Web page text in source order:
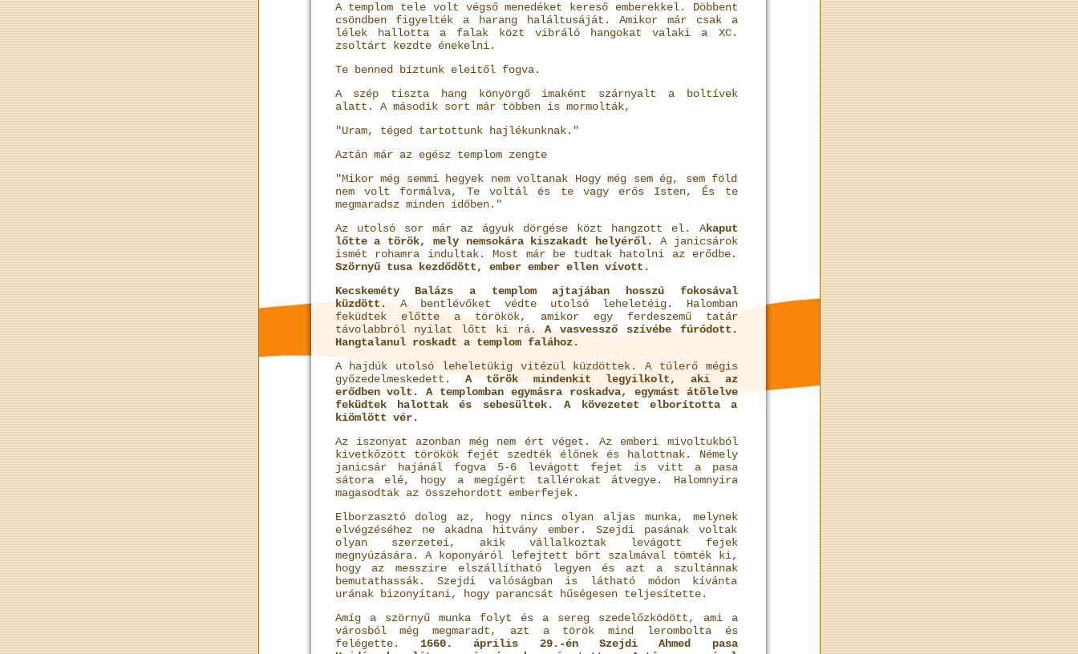
A templom tele volt végső menedéket kereső emberekkel. Döbbent
csöndben figyelték a harang haláltusáját. Amikor már csak a
lélek hallotta a falak közt vibráló hangokat valaki a XC.
zsoltárt kezdte énekelni.
Te benned bíztunk eleitől fogva.
A szép tiszta hang könyörgő imaként szárnyalt a boltívek
alatt. A második sort már többen is mormolták,
"Uram, téged tartottunk hajlékunknak."
Aztán már az egész templom zengte
"Mikor még semmi hegyek nem voltanak Hogy még sem ég, sem föld
nem volt formálva, Te voltál és te vagy erős Isten, És te
megmaradsz minden időben."
Az utolsó sor már az ágyuk dörgése közt hangzott el. Akaput
lőtte a török, mely nemsokára kiszakadt helyéről.
A janicsárok
ismét rohamra indultak. Most már be tudtak hatolni az erődbe.
Szörnyű tusa kezdődött, ember ember ellen vívott.
Kecskeméty Balázs a templom ajtajában hosszú fokosával
küzdött. A bentlévőket védte utolsó leheletéig. Halomban
feküdtek előtte a törökök, amikor egy ferdeszemű tatár
távolabbról nyilat lőtt ki rá.A vasvessző szívébe fúródott.
Hangtalanul roskadt a templom falához.
A hajdúk utolsó leheletükig vitézül küzdöttek. A túlerő mégis
győzedelmeskedett. A török mindenkit legyilkolt, aki az
erődben volt. A templomban egymásra roskadva, egymást átölelve
feküdtek halottak és sebesültek. A kövezetet elborította a
kiömlött vér.
Az iszonyat azonban még nem ért véget. Az emberi mivoltukból
kivetkőzött törökök fejét szedték élőnek és halottnak. Némely
janicsár hajánál fogva 5-6 levágott fejet is vitt a pasa
sátora elé, hogy a megígért tallérokat átvegye. Halomnyira
magasodtak az összehordott emberfejek.
Elborzasztó dolog az, hogy nincs olyan aljas munka, melynek
elvégzéséhez ne akadna hitvány ember. Szejdi pasának voltak
olyan szerzetei, akik vállalkoztak levágott fejek
megnyúzására. A koponyáról lefejtett bőrt szalmával tömték ki,
hogy az messzire elszállítható legyen és azt a szultánnak
bemutathassák. Szejdi valóságban is látható módon kívánta
urának bizonyítani, hogy parancsát hűségesen teljesítette.
Amíg a szörnyű munka folyt és a sereg szedelőzködött, ami a
városból még megmaradt, azt a török mind lerombolta és
felégette. 1660. április 29.-én Szejdi Ahmed pasa